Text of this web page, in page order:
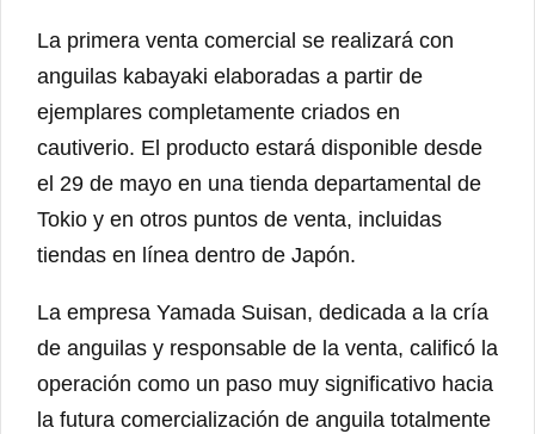
La primera venta comercial se realizará con
anguilas kabayaki elaboradas a partir de
ejemplares completamente criados en
cautiverio. El producto estará disponible desde
el 29 de mayo en una tienda departamental de
Tokio y en otros puntos de venta, incluidas
tiendas en línea dentro de Japón.
La empresa Yamada Suisan, dedicada a la cría
de anguilas y responsable de la venta, calificó la
operación como un paso muy significativo hacia
la futura comercialización de anguila totalmente